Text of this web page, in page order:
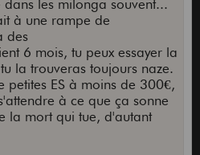
les milonga souvent...
à une rampe de
des
6 mois, tu peux essayer la
la trouveras toujours naze.
petites ES à moins de 300€,
à ce que ça sonne
la mort qui tue, d'autant